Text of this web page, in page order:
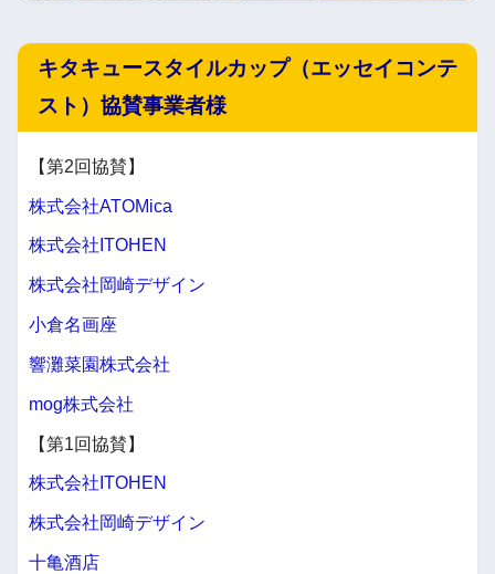
キタキュースタイルカップ（エッセイコンテ
スト）協賛事業者様
【第2回協賛】
株式会社ATOMica
株式会社ITOHEN
株式会社岡崎デザイン
小倉名画座
響灘菜園株式会社
mog株式会社
【第1回協賛】
株式会社ITOHEN
株式会社岡崎デザイン
十亀酒店